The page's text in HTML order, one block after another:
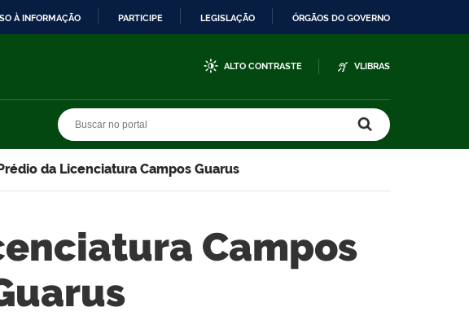
À INFORMAÇÃO PARTICIPE LEGISLAÇÃO ÓRGÃOS DO GOVERNO
ALTO CONTRASTE VLIBRAS
da Licenciatura Campos Guarus
Campos